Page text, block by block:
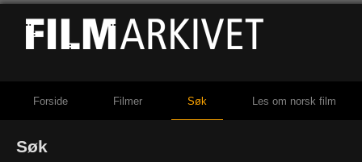
Forside Filmer Søk Les om norsk film
Søk